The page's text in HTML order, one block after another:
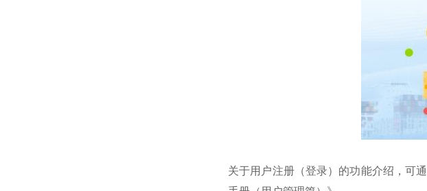
关于用户注册（登录）的功能介绍，可